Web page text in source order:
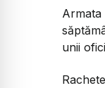
Armata
unii